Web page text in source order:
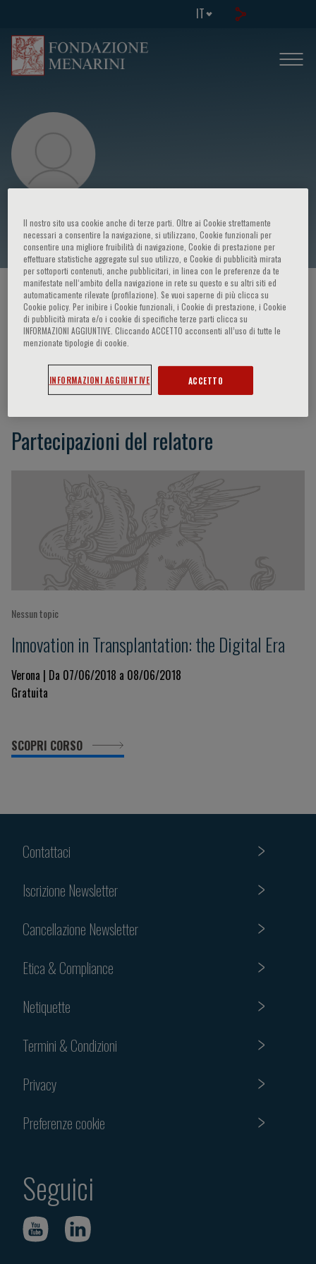
IT
Filippo Fraggetta
HOME PAGE / CORSI ED EVENTI / RELATORE
Filippo Fraggetta
Partecipazioni del relatore
Nessun topic
Innovation in Transplantation: the Digital Era
Verona | Da 07/06/2018 a 08/06/2018
Gratuita
SCOPRI CORSO
Contattaci
Iscrizione Newsletter
Cancellazione Newsletter
Etica & Compliance
Netiquette
Termini & Condizioni
Privacy
Preferenze cookie
Seguici
Il nostro sito usa cookie anche di terze parti. Oltre ai Cookie strettamente
necessari a consentire la navigazione, si utilizzano, Cookie funzionali per
consentire una migliore fruibilità di navigazione, Cookie di prestazione per
effettuare statistiche aggregate sul suo utilizzo, e Cookie di pubblicità mirata
per sottoporti contenuti, anche pubblicitari, in linea con le preferenze da te
manifestate nell‘ambito della navigazione in rete su questo e su altri siti ed
automaticamente rilevate (profilazione). Se vuoi saperne di più clicca su
Cookie policy. Per inibire i Cookie funzionali, i Cookie di prestazione, i Cookie
di pubblicità mirata e/o i cookie di specifiche terze parti clicca su
INFORMAZIONI AGGIUNTIVE. Cliccando ACCETTO acconsenti all’uso di tutte le
menzionate tipologie di cookie.
INFORMAZIONI AGGIUNTIVE ACCETTO